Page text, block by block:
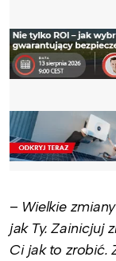
– Wielkie
jak Ty. Zainicjuj
Ci jak to zrobić.